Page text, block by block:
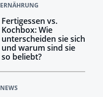
ERNÄHRUNG
Fertigessen vs.
Kochbox: Wie
unterscheiden sie sich
und warum sind sie
so beliebt?
NEWS